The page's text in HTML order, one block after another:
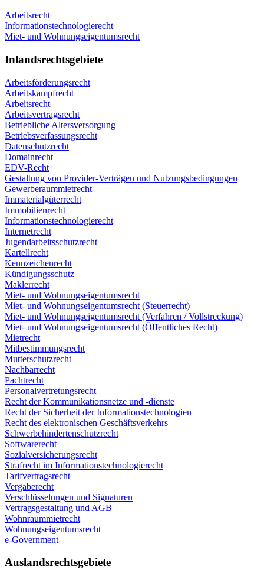
Arbeitsrecht
Informationstechnologierecht
Miet- und Wohnungseigentumsrecht
Inlandsrechtsgebiete
Arbeitsförderungsrecht
Arbeitskampfrecht
Arbeitsrecht
Arbeitsvertragsrecht
Betriebliche Altersversorgung
Betriebsverfassungsrecht
Datenschutzrecht
Domainrecht
EDV-Recht
Gestaltung von Provider-Verträgen und Nutzungsbedingungen
Gewerberaummietrecht
Immaterialgüterrecht
Immobilienrecht
Informationstechnologierecht
Internetrecht
Jugendarbeitsschutzrecht
Kartellrecht
Kennzeichenrecht
Kündigungsschutz
Maklerrecht
Miet- und Wohnungseigentumsrecht
Miet- und Wohnungseigentumsrecht (Steuerrecht)
Miet- und Wohnungseigentumsrecht (Verfahren / Vollstreckung)
Miet- und Wohnungseigentumsrecht (Öffentliches Recht)
Mietrecht
Mitbestimmungsrecht
Mutterschutzrecht
Nachbarrecht
Pachtrecht
Personalvertretungsrecht
Recht der Kommunikationsnetze und -dienste
Recht der Sicherheit der Informationstechnologien
Recht des elektronischen Geschäftsverkehrs
Schwerbehindertenschutzrecht
Softwarerecht
Sozialversicherungsrecht
Strafrecht im Informationstechnologierecht
Tarifvertragsrecht
Vergaberecht
Verschlüsselungen und Signaturen
Vertragsgestaltung und AGB
Wohnraummietrecht
Wohnungseigentumsrecht
e-Government
Auslandsrechtsgebiete